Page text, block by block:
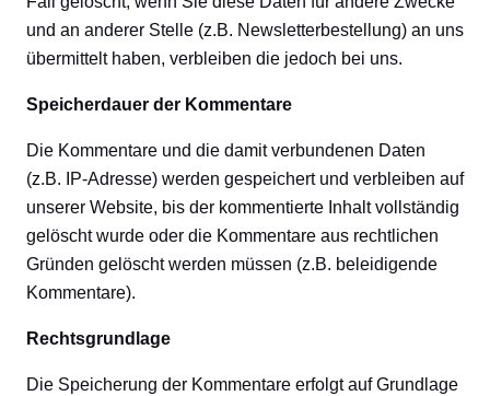
und an anderer Stelle (z.B. Newsletterbestellung) an uns
übermittelt haben, verbleiben die jedoch bei uns.
Speicherdauer der Kommentare
Die Kommentare und die damit verbundenen Daten
(z.B. IP-Adresse) werden gespeichert und verbleiben auf
unserer Website, bis der kommentierte Inhalt vollständig
gelöscht wurde oder die Kommentare aus rechtlichen
Gründen gelöscht werden müssen (z.B. beleidigende
Kommentare).
Rechtsgrundlage
Die Speicherung der Kommentare erfolgt auf Grundlage